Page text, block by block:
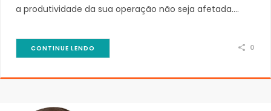
a produtividade da sua operação não seja afetada.…
CONTINUE LENDO 0